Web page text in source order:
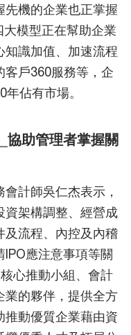
先機的企業也正掌握
模型正在幫助企業
識加值、加速流程
客戶360服務等，企
佔有市場。
協助管理者掌握關
計師吳仁杰表示，
資架構調整、經營成
及流程、內控及內稽
應注意事項等關
心推動小組、會計
業的夥伴，提供全方
動優質企業藉由資